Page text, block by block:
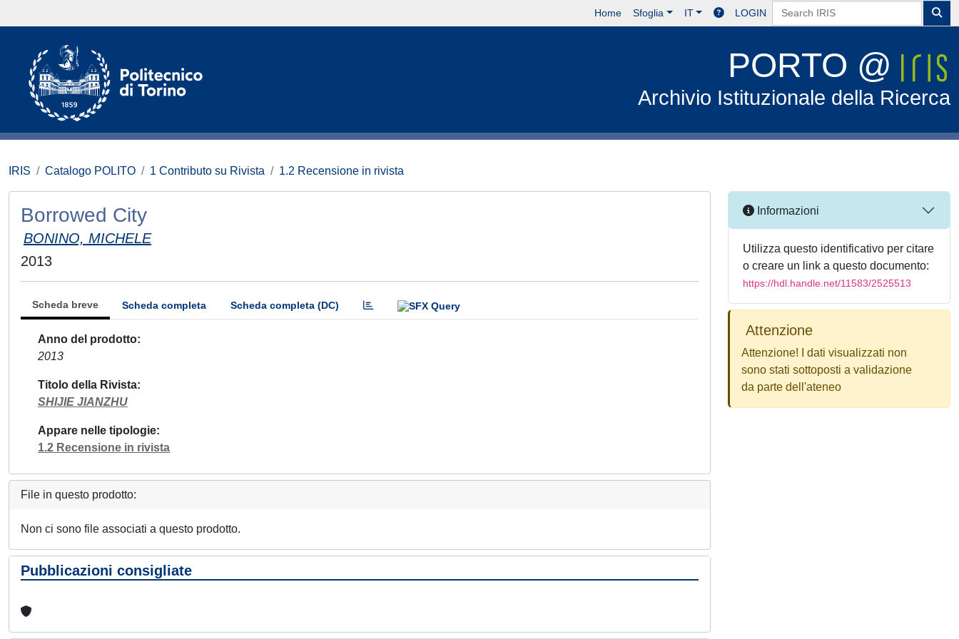
Home Sfoglia IT LOGIN
PORTO @
Archivio Istituzionale della Ricerca
IRIS Catalogo POLITO 1 Contributo su Rivista 1.2 Recensione in rivista
Borrowed City
BONINO, MICHELE
2013
Scheda breve Scheda completa Scheda completa (DC)
Anno del prodotto
2013
Titolo della Rivista
SHIJIE JIANZHU
Appare nelle tipologie
1.2 Recensione in rivista
File in questo prodotto:
Non ci sono file associati a questo prodotto.
Pubblicazioni consigliate
Informazioni
Utilizza questo identificativo per citare
o creare un link a questo documento:
https://hdl.handle.net/11583/2525513
Attenzione
Attenzione! I dati visualizzati non
sono stati sottoposti a validazione
da parte dell'ateneo